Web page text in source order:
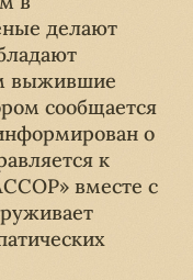
делают
выжившие
сообщается
о
к
вместе с